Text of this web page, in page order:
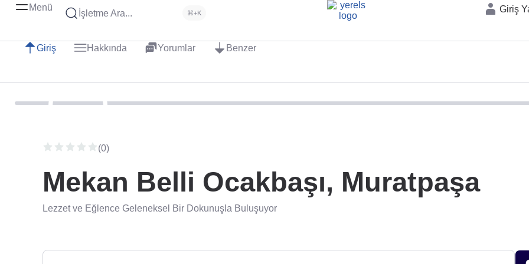
Menü
İşletme Ara... ⌘+K Giriş
Giriş Hakkında Yorumlar Benzer
(0)
Mekan Belli Ocakbaşı, Muratpaşa
Lezzet ve Eğlence Geleneksel Bir Dokunuşla Buluşuyor